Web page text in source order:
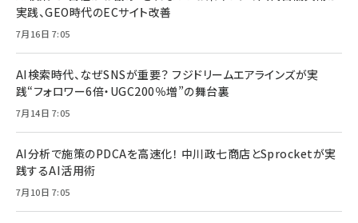
実践、GEO時代のECサイト改善
7月16日 7:05
AI検索時代、なぜSNSが重要？ フジドリームエアラインズが実
践“フォロワー6倍・UGC200％増”の舞台裏
7月14日 7:05
AI分析で施策のPDCAを高速化！ 中川政七商店とSprocketが実
践するAI活用術
7月10日 7:05